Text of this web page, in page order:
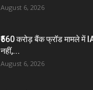
August 6, 2026
₹560 करोड़ बैंक फ्रॉड मामले में
नहीं,...
August 6, 2026